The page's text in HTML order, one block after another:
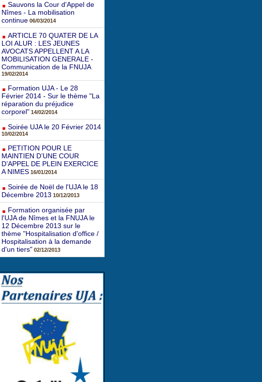
Sauvons la Cour d'Appel de
Nîmes - La mobilisation
continue 06/03/2014
ARTICLE 70 QUATER DE LA
LOI ALUR : LES JEUNES
AVOCATS APPELLENT A LA
MOBILISATION GENERALE -
Communication de la FNUJA
19/02/2014
Formation UJA - Le 28
Février 2014 - Sur le thème "La
réparation du préjudice
corporel" 14/02/2014
Soirée UJA le 20 Février 2014
10/02/2014
PETITION POUR LE
MAINTIEN D’UNE COUR
D’APPEL DE PLEIN EXERCICE
A NIMES 16/01/2014
Soirée de Noël de l'UJA le 18
Décembre 2013 10/12/2013
Formation organisée par
l'UJA de Nîmes et la FNUJA le
12 Décembre 2013 sur le
thème "Hospitalisation d'office /
Hospitalisation à la demande
d'un tiers" 02/12/2013